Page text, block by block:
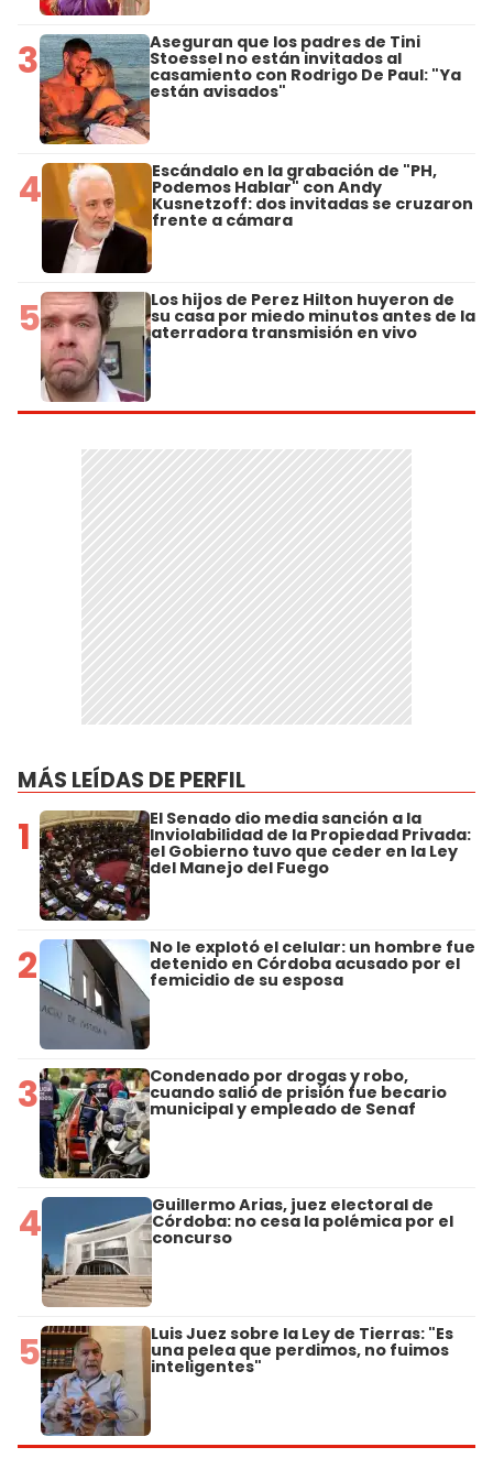
3 Aseguran que los padres de Tini
Stoessel no están invitados al
casamiento con Rodrigo De Paul: "Ya
están avisados"
4 Escándalo en la grabación de "PH,
Podemos Hablar" con Andy
Kusnetzoff: dos invitadas se cruzaron
frente a cámara
5 Los hijos de Perez Hilton huyeron de
su casa por miedo minutos antes de la
aterradora transmisión en vivo
MÁS LEÍDAS DE PERFIL
1 El Senado dio media sanción a la
Inviolabilidad de la Propiedad Privada:
el Gobierno tuvo que ceder en la Ley
del Manejo del Fuego
2 No le explotó el celular: un hombre fue
detenido en Córdoba acusado por el
femicidio de su esposa
3 Condenado por drogas y robo,
cuando salió de prisión fue becario
municipal y empleado de Senaf
4 Guillermo Arias, juez electoral de
Córdoba: no cesa la polémica por el
concurso
5 Luis Juez sobre la Ley de Tierras: "Es
una pelea que perdimos, no fuimos
inteligentes"